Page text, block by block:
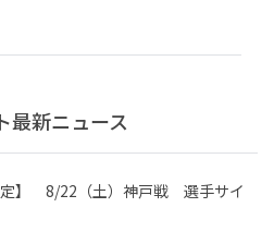
最新ニュース
定】 8/22（土）神戸戦 選手サイ